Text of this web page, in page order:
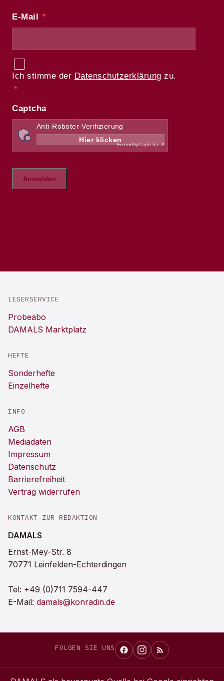
LESERSERVICE
Probeabo
DAMALS Marktplatz
HEFTE
Sonderhefte
Einzelhefte
INFO
AGB
Mediadaten
Impressum
Datenschutz
Barrierefreiheit
Vertrag widerrufen
KONTAKT ZUR REDAKTION
DAMALS
Ernst-Mey-Str. 8
70771 Leinfelden-Echterdingen
Tel: +49 (0)711 7594-447
E-Mail: damals@konradin.de
FOLGEN SIE UNS